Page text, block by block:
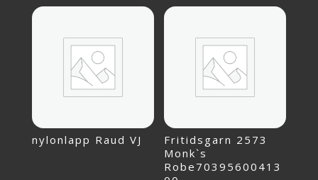
nylonlapp Raud VJ
Fritidsgarn 2573
Monk`s
Robe70395600413